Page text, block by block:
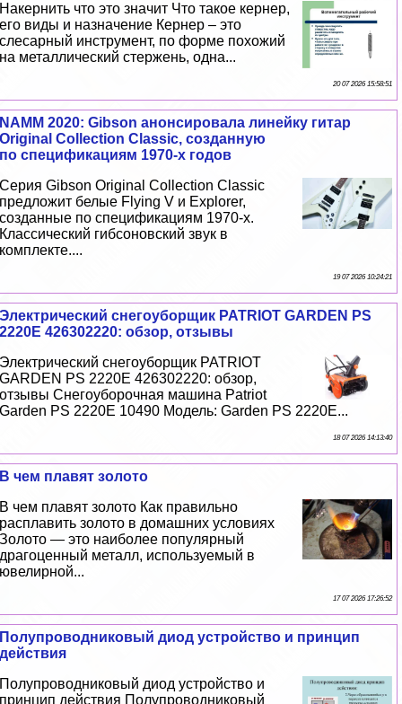
Накернить что это значит Что такое кернер,
его виды и назначение Кернер – это
слесарный инструмент, по форме похожий
на металлический стержень, одна...
20 07 2026 15:58:51
NAMM 2020: Gibson анонсировала линейку гитар
Original Collection Classic, созданную
по спецификациям 1970-х годов
Серия Gibson Original Collection Classic
предложит белые Flying V и Explorer,
созданные по спецификациям 1970-х.
Классический гибсоновский звук в
комплекте....
19 07 2026 10:24:21
Электрический снегоуборщик PATRIOT GARDEN PS
2220Е 426302220: обзор, отзывы
Электрический снегоуборщик PATRIOT
GARDEN PS 2220Е 426302220: обзор,
отзывы Снегоуборочная машина Patriot
Garden PS 2220Е 10490 Модель: Garden PS 2220Е...
18 07 2026 14:13:40
В чем плавят золото
В чем плавят золото Как правильно
расплавить золото в домашних условиях
Золото — это наиболее популярный
драгоценный металл, используемый в
ювелирной...
17 07 2026 17:26:52
Полупроводниковый диод устройство и принцип
действия
Полупроводниковый диод устройство и
принцип действия Полупроводниковый